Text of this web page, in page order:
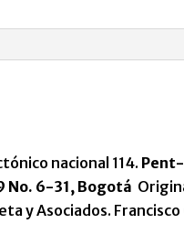
nacional 114.
No. 6-31, Bogotá
y Asociados.